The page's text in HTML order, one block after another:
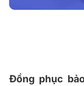
Đồng phục